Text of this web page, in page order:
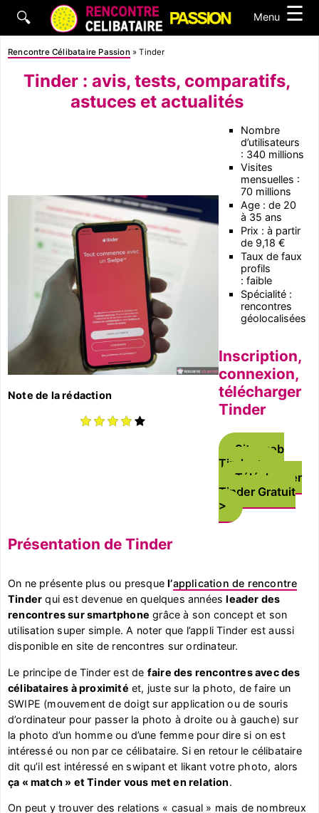
🔍 Menu ☰
Rencontre Célibataire Passion »Tinder
Tinder : avis, tests, comparatifs,
astuces et actualités
Note de la rédaction
Nombre
d’utilisateurs
: 340 millions
Visites
mensuelles :
70 millions
Age : de 20
à 35 ans
Prix : à partir
de 9,18 €
Taux de faux
profils
: faible
Spécialité :
rencontres
géolocalisées
Inscription,
connexion,
télécharger
Tinder
Site web
Tinder
Télécharger
Tinder Gratuit
Présentation de Tinder
On ne présente plus ou presquel’application de rencontre
Tinder qui est devenue en quelques annéesleader des
rencontres sur smartphone grâce à son concept et son
utilisation super simple. A noter que l’appli Tinder est aussi
disponible en site de rencontres sur ordinateur.
Le principe de Tinder est de faire des rencontres avec des
célibataires à proximité et, juste sur la photo, de faire un
SWIPE (mouvement de doigt sur application ou de souris
d’ordinateur pour passer la photo à droite ou à gauche) sur
la photo d’un homme ou d’une femme pour dire si on est
intéressé ou non par ce célibataire. Si en retour le célibataire
dit qu’il est intéressé en swipant et likant votre photo, alors
ça « match » et Tinder vous met en relation.
On peut y trouver des relations « casual » mais de nombreux